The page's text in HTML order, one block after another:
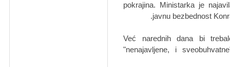
pokrajina. Ministarka je
javnu bezbednost
Već narednih dana bi
"nenajavljene, i